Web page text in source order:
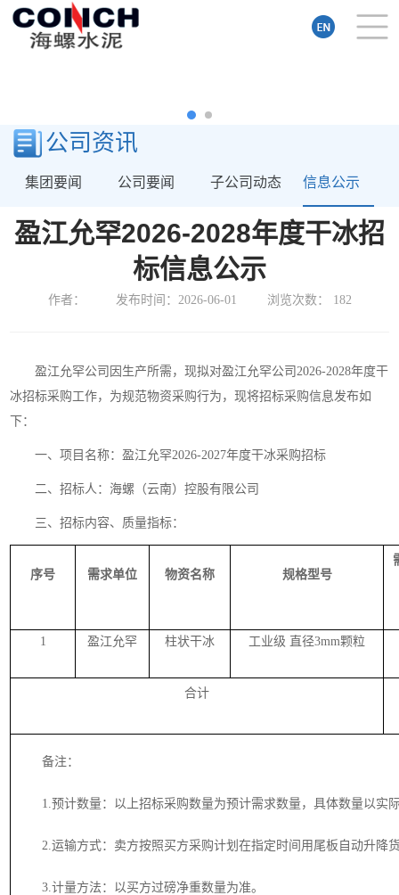
公司资讯
集团要闻 公司要闻 子公司动态 信息公示
盈江允罕2026-2028年度干冰招
标信息公示
作者： 发布时间：2026-06-01 浏览次数： 182
盈江允罕公司因生产所需，现拟对盈江允罕公司2026-2028年度干
冰招标采购工作，为规范物资采购行为，现将招标采购信息发布如
下：
一、项目名称：盈江允罕2026-2027年度干冰采购招标
二、招标人：海螺（云南）控股有限公司
三、招标内容、质量指标：
序号 需求单位 物资名称 规格型号
1 盈江允罕 柱状干冰 工业级 直径3mm颗粒
合计
备注：
1.预计数量：以上招标采购数量为预计需求数量，具体数量以实
2.运输方式：卖方按照买方采购计划在指定时间用尾板自动升降
3.计量方法：以买方过磅净重数量为准。